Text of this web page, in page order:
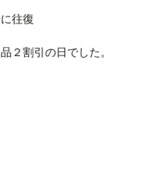
往復
２割引の日でした。